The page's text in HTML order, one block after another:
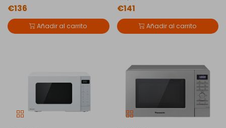
€136
Añadir al carrito
€141
Añadir al carrito